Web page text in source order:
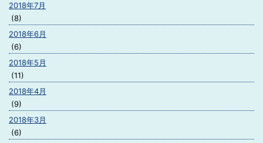
2018年7月
(8)
2018年6月
(6)
2018年5月
(11)
2018年4月
(9)
2018年3月
(6)